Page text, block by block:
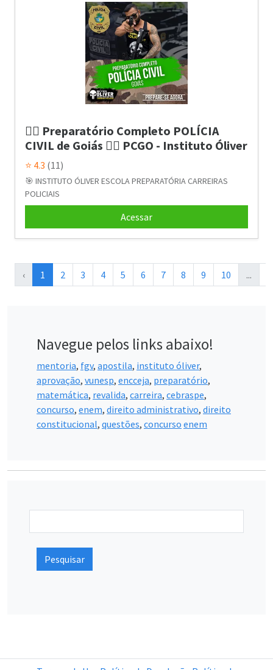
👮‍♂️ Preparatório Completo POLÍCIA
CIVIL de Goiás 👮‍♂️ PCGO - Instituto Óliver
⭐ 4.3 (11)
🎯 INSTITUTO ÓLIVER ESCOLA PREPARATÓRIA CARREIRAS
POLICIAIS
Acessar
‹ 1 2 3 4 5 6 7 8 9 10 ...
Navegue pelos links abaixo!
mentoria, fgv, apostila, instituto óliver,
aprovação, vunesp, encceja, preparatório,
matemática, revalida, carreira, cebraspe,
concurso, enem, direito administrativo, direito
constitucional, questões, concurso enem
Pesquisar